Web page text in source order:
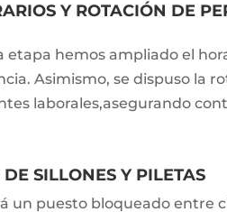
Y ROTACIÓN DE
etapa hemos ampliado el
Asimismo, se dispuso la
laborales,asegurando
DE SILLONES Y PILETAS
un puesto bloqueado entre